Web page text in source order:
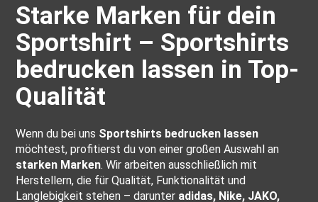
Starke Marken für dein
Sportshirt – Sportshirts
bedrucken lassen in Top-
Qualität
Wenn du bei uns Sportshirts bedrucken lassen
möchtest, profitierst du von einer großen Auswahl an
starken Marken. Wir arbeiten ausschließlich mit
Herstellern, die für Qualität, Funktionalität und
Langlebigkeit stehen – darunter adidas, Nike, JAKO,